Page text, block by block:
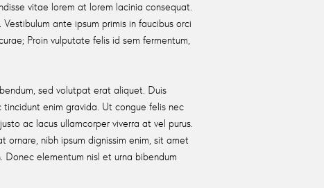
vitae lorem at lorem lacinia consequat.
ante ipsum primis in faucibus orci
Proin vulputate felis id sem fermentum,
sed volutpat erat aliquet. Duis
tincidunt enim gravida. Ut congue felis nec
ac lacus ullamcorper viverra at vel purus.
ornare, nibh ipsum dignissim enim, sit amet
elementum nisl et urna bibendum